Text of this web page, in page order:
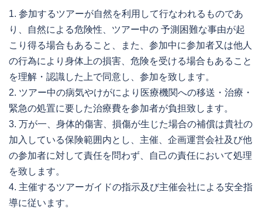
1. 参加するツアーが自然を利用して行なわれるものであ
り、自然による危険性、ツアー中の 予測困難な事由が起
こり得る場合もあること、また、参加中に参加者又は他人
の行為により身体上の損害、危険を受ける場合もあること
を理解・認識した上で同意し、参加を致します。
2. ツアー中の病気やけがにより医療機関への移送・治療・
緊急の処置に要した治療費を参加者が負担致します。
3. 万が一、身体的傷害、損傷が生じた場合の補償は貴社の
加入している保険範囲内とし、主催、企画運営会社及び他
の参加者に対して責任を問わず、自己の責任において処理
を致します。
4. 主催するツアーガイドの指示及び主催会社による安全指
導に従います。